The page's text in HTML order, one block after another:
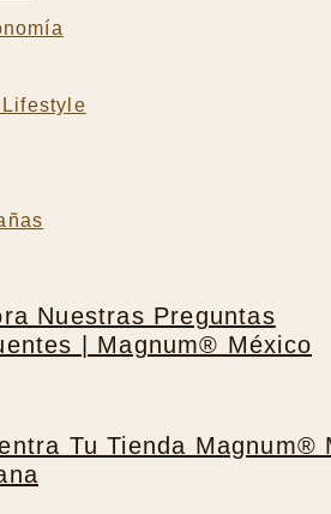
Nuestras Preguntas
| Magnum® México
Tu Tienda Magnum®